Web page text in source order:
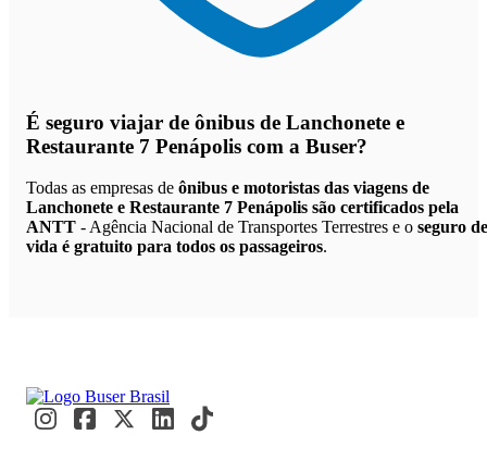
É seguro viajar de ônibus de Lanchonete e
Restaurante 7 Penápolis com a Buser?
Todas as empresas de ônibus e motoristas das viagens de
Lanchonete e Restaurante 7 Penápolis são certificados pela
ANTT - Agência Nacional de Transportes Terrestres e o seguro de
vida é gratuito para todos os passageiros.